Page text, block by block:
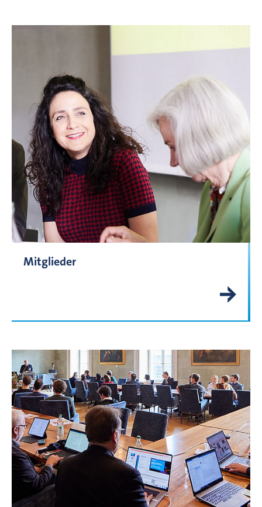
Mitglieder